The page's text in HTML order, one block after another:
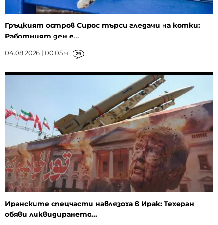
Гръцкият остров Сирос търси гледачи на котки:
Работният ден е...
04.08.2026 | 00:05 ч. 29
Иранските спецчасти навлязоха в Ирак: Техеран
обяви ликвидирането...